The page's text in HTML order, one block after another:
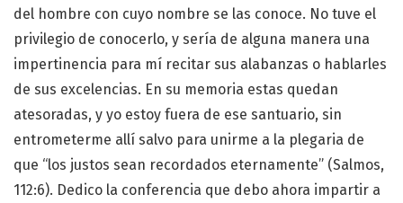
del hombre con cuyo nombre se las conoce. No tuve el
privilegio de conocerlo, y sería de alguna manera una
impertinencia para mí recitar sus alabanzas o hablarles
de sus excelencias. En su memoria estas quedan
atesoradas, y yo estoy fuera de ese santuario, sin
entrometerme allí salvo para unirme a la plegaria de
que “los justos sean recordados eternamente” (Salmos,
112:6). Dedico la conferencia que debo ahora impartir a